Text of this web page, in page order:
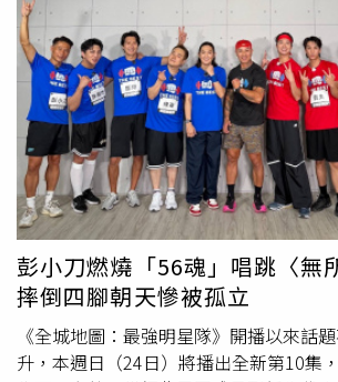
Melissa經典果凍鞋中。（圖／品牌提供
重的人字拖，直接加入小貓跟設計，瞬間
裝精會搶穿的夏日神鞋。另一款夾腳拖
設計，搭配GANNI標誌性的豹紋與水果
歐女孩的幽默感直接穿上腳。而且別以
Melissa招牌Melflex™果凍材質不只柔軟
收概念，兼顧時髦與實穿。（圖／品牌
Sanrio：Hello Kitty直接萌翻整個鞋櫃今
全面失控的，絕對是Melissa與Sanrio三
Hello Kitty、美樂蒂、庫洛米、大耳狗一
年回憶大型暴動現場。不只是可愛，而
Y2K甜酷風一起融進設計裡。（圖／品牌
涼鞋」就在復古輪廓上加入角色立體飾
帶點俏皮少女味；而「飾釦厚底涼鞋」則
彭小刀燃燒「56魂」唱跳〈
摔倒四腳朝天慘被孤立
《全城地圖：最強明星隊》開播以來話
升，本週日（24日）將播出全新第10集